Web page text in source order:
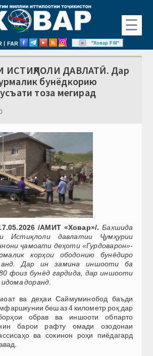
☰
| FAR "Ховар FM"
ИСТИҚЛОЛИ ДАВЛАТӢ. Дар
бунёдкорию
тоза мегирад
/АМИТ «Ховар»/. Бахшида
Истиқлоли давлатии Ҷумҳурии
ҷамоати деҳоти «Гурдоварон»-
корҳои ободонию бунёдиро
Дар ин замина иншооти ба
фоиз бунёд гардида, дар иншооти
идома доранд
ва деҳаи Саймуминобод баъди
беш аз 4 километр роҳ дар
обрав ва иншооти обпарто
барои рафту омади озодонаи
ва сокинон роҳи пиёдагард